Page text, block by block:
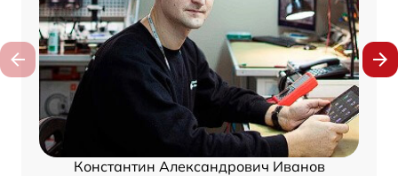
Константин Александрович Иванов